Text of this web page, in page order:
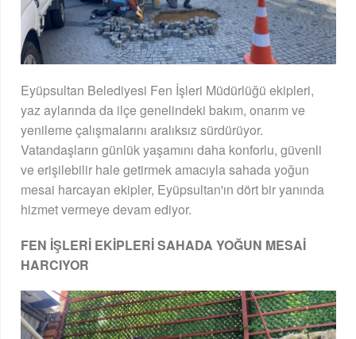
Eyüpsultan Belediyesi Fen İşleri Müdürlüğü ekipleri,
yaz aylarında da ilçe genelindeki bakım, onarım ve
yenileme çalışmalarını aralıksız sürdürüyor.
Vatandaşların günlük yaşamını daha konforlu, güvenli
ve erişilebilir hale getirmek amacıyla sahada yoğun
mesai harcayan ekipler, Eyüpsultan'ın dört bir yanında
hizmet vermeye devam ediyor.
FEN İŞLERİ EKİPLERİ SAHADA YOĞUN MESAİ
HARCIYOR